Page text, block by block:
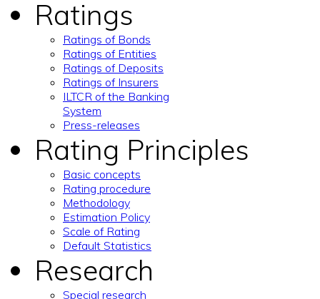
Ratings
Ratings of Bonds
Ratings of Entities
Ratings of Deposits
Ratings of Insurers
ILTCR of the Banking
System
Press-releases
Rating Principles
Basic concepts
Rating procedure
Methodology
Estimation Policy
Scale of Rating
Default Statistics
Research
Special research